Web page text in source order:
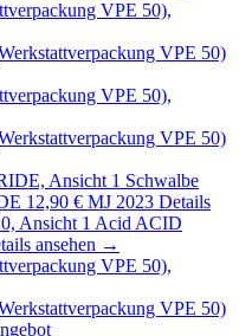
VPE 50)
VPE 50)
Schwalbe
12,90 € MJ 2023 Details
Acid ACID
ansehen →
VPE 50)